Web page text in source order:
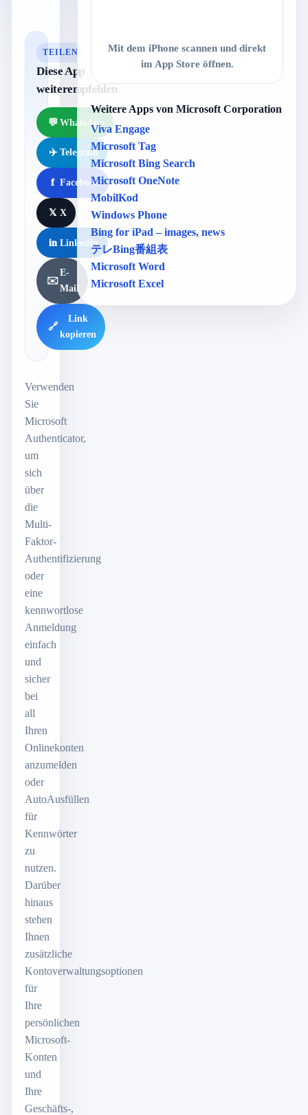
TEILEN
Diese App
weiterempfehlen
💬 WhatsApp
✈️ Telegram
f Facebook
𝕏 X
in LinkedIn
✉️
E-
Mail
🔗
Link
kopieren
Verwenden
Sie
Microsoft
Authenticator,
um
sich
über
die
Multi-
Faktor-
Authentifizierung
oder
eine
kennwortlose
Anmeldung
einfach
und
sicher
bei
all
Ihren
Onlinekonten
anzumelden
oder
AutoAusfüllen
für
Kennwörter
zu
nutzen.
Darüber
hinaus
stehen
Ihnen
zusätzliche
Kontoverwaltungsoptionen
für
Ihre
persönlichen
Microsoft-
Konten
und
Ihre
Geschäfts-,
Mit dem iPhone scannen und direkt
im App Store öffnen.
Weitere Apps von Microsoft Corporation
Viva Engage
Microsoft Tag
Microsoft Bing Search
Microsoft OneNote
MobilKod
Windows Phone
Bing for iPad – images, news
テレBing番組表
Microsoft Word
Microsoft Excel